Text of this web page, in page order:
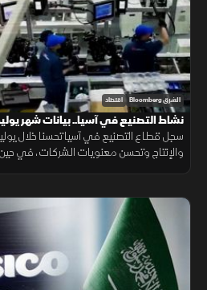
الشرق Bloomberg اقتصاد
نشاط التصنيع في آسيا.. بيانات شهر
سجل قطاع التصنيع في آسيا تحسنا خلال
والإنتاج وتحسن معنويات الشركات، في